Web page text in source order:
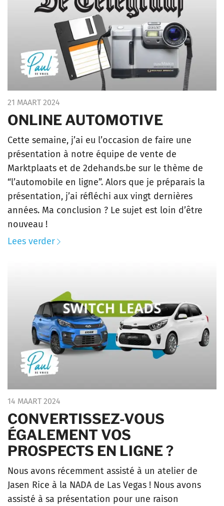
21 MAART 2024
ONLINE AUTOMOTIVE
Cette semaine, j’ai eu l’occasion de faire une
présentation à notre équipe de vente de
Marktplaats et de 2dehands.be sur le thème de
“l’automobile en ligne”. Alors que je préparais la
présentation, j’ai réfléchi aux vingt dernières
années. Ma conclusion ? Le sujet est loin d’être
nouveau !
Lees verder
14 MAART 2024
CONVERTISSEZ-VOUS
ÉGALEMENT VOS
PROSPECTS EN LIGNE ?
Nous avons récemment assisté à un atelier de
Jasen Rice à la NADA de Las Vegas ! Nous avons
assisté à sa présentation pour une raison